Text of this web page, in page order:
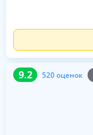
9.2 520 оценок
9.2 520 оценок